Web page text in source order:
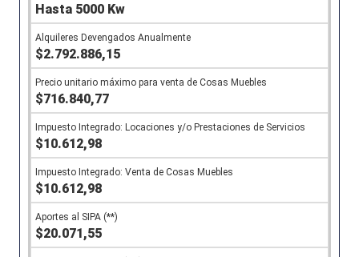
Hasta 5000 Kw
$2.792.886,15
$716.840,77
$10.612,98
$10.612,98
$20.071,55